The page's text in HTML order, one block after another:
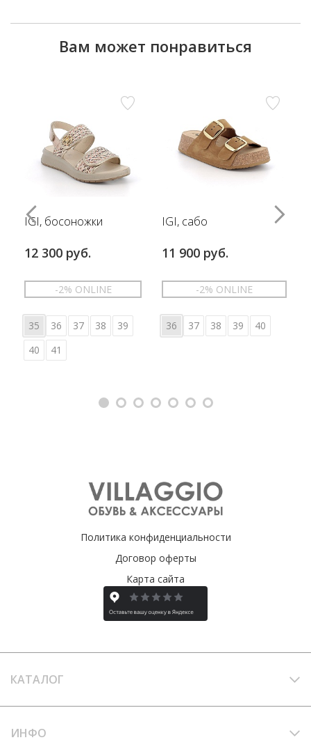
Вам может понравиться
IGI, босоножки
12 300 руб.
-2% ONLINE
35 36 37 38
39
40
41
IGI, сабо
11 900 руб.
-2% ONLINE
36 37 38 39 40
Политика конфиденциальности
Договор оферты
Карта сайта
КАТАЛОГ
ИНФО